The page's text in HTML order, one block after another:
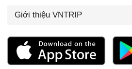
Giới thiệu VNTRIP